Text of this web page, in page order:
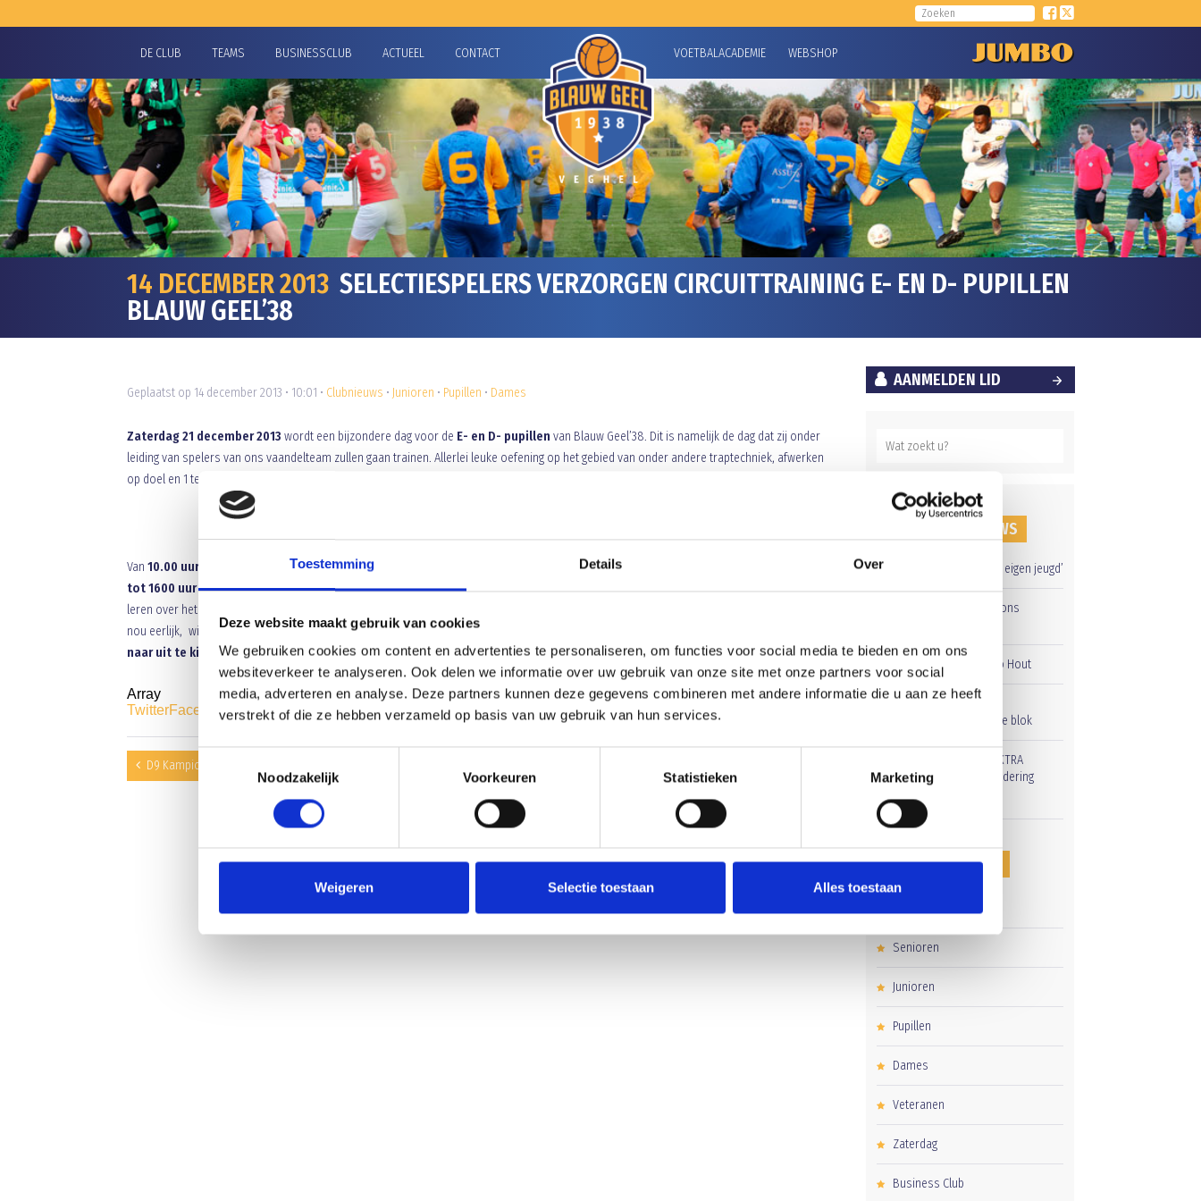
Toestemming Details Over
Deze website maakt gebruik van cookies
We gebruiken cookies om content en advertenties te personaliseren, om functies voor social media te bieden en om ons
websiteverkeer te analyseren. Ook delen we informatie over uw gebruik van onze site met onze partners voor social
media, adverteren en analyse. Deze partners kunnen deze gegevens combineren met andere informatie die u aan ze heeft
verstrekt of die ze hebben verzameld op basis van uw gebruik van hun services.
Noodzakelijk
Voorkeuren Statistieken Marketing
Weigeren Selectie toestaan Alles toestaan
DE CLUB TEAMS BUSINESSCLUB ACTUEEL CONTACT VOETBALACADEMIE WEBSHOP
14 DECEMBER 2013 SELECTIESPELERS VERZORGEN CIRCUITTRAINING E- EN D- PUPILLEN
BLAUW GEEL’38
Geplaatst op 14 december 2013 • 10:01 • Clubnieuws • Junioren • Pupillen • Dames
Zaterdag 21 december 2013 wordt een bijzondere dag voor de E- en D- pupillen van Blauw Geel’38. Dit is namelijk de dag dat zij onder
leiding van spelers van ons vaandelteam zullen gaan trainen. Allerlei leuke oefening op het gebied van onder andere traptechniek, afwerken
op doel en 1 tegen 1 zullen in een circuit vorm worden aangeboden.
Van 10.00 uur tot 12.00 uur zullen als eerst de spelers van de het veld betreden. In de middag van
tot 1600 uuris het de beurt aan deD-pupillen.De trainingsvormen zullen telkens in het teken staan om samen met veel plezier veel te
leren over het spelletje wat voetbal heet. Als alle voortekenen ons niet bedriegen wordt dit voor iedereen een super leuke dag. Want, wees
nou eerlijk, wie wil er nu niet getraind worden door spelers die tot de beste behoren van de hoofdklasse.
naar uit te kijken.
Array
TwitterFacebookWhatsApp
D9 Kampioen
AANMELDEN LID
RECENT NIEUWS
‘Méér kansen voor de eigen jeugd’
Groot onderhoud op ons
Overwinning op Mierlo Hout
Gelijkspel in eerste
oefenwedstrijd tweede blok
Uitnodiging voor de EXTRA
Algemene Ledenvergadering
CATEGORIEËN
Senioren
Junioren
Pupillen
Dames
Veteranen
Zaterdag
Business Club